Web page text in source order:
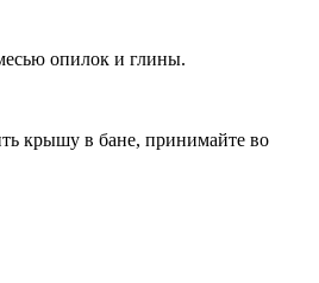
опилок и глины.
крышу в бане, принимайте во